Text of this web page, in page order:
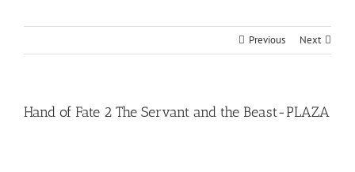
Previous Next
Hand of Fate 2 The Servant and the Beast-PLAZA